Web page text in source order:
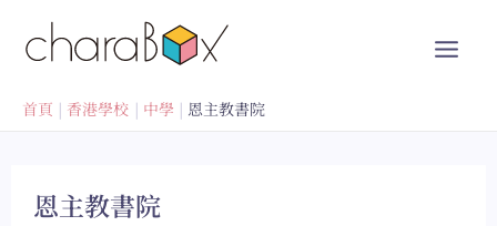
首頁 香港學校 中學 恩主教書院
恩主教書院